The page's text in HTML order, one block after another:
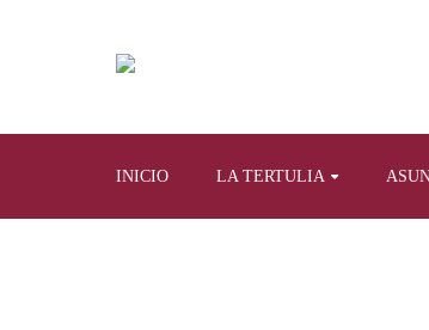
INICIO LA TERTULIA